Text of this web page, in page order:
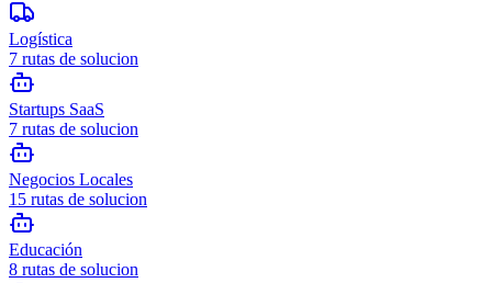
Logística
7 rutas de solucion
Startups SaaS
7 rutas de solucion
Negocios Locales
15 rutas de solucion
Educación
8 rutas de solucion